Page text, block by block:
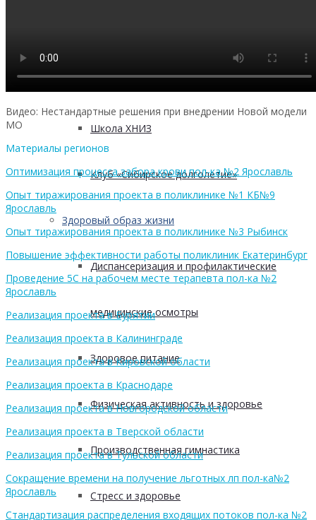
Безопасность пациентов
Школа ХНИЗ
Клуб «Сибирское долголетие»
Здоровый образ жизни
Диспансеризация и профилактические
медицинские осмотры
Здоровое питание
Физическая активность и здоровье
Производственная гимнастика
Стресс и здоровье
Видео: Нестандартные решения при внедрении Новой модели
МО
Материалы регионов
Оптимизация процесса забора крови пол-ка №2 Ярославль
Опыт тиражирования проекта в поликлинике №1 КБ№9
Ярославль
Опыт тиражирования проекта в поликлинике №3 Рыбинск
Повышение эффективности работы поликлиник Екатеринбург
Проведение 5С на рабочем месте терапевта пол-ка №2
Ярославль
Реализация проекта в Бурятии
Реализация проекта в Калининграде
Реализация проекта в Кировской области
Реализация проекта в Краснодаре
Реализация проекта в Новгородской области
Реализация проекта в Тверской области
Реализация проекта в Тульской области
Сокращение времени на получение льготных лп пол-ка№2
Ярославль
Стандартизация распределения входящих потоков пол-ка №2